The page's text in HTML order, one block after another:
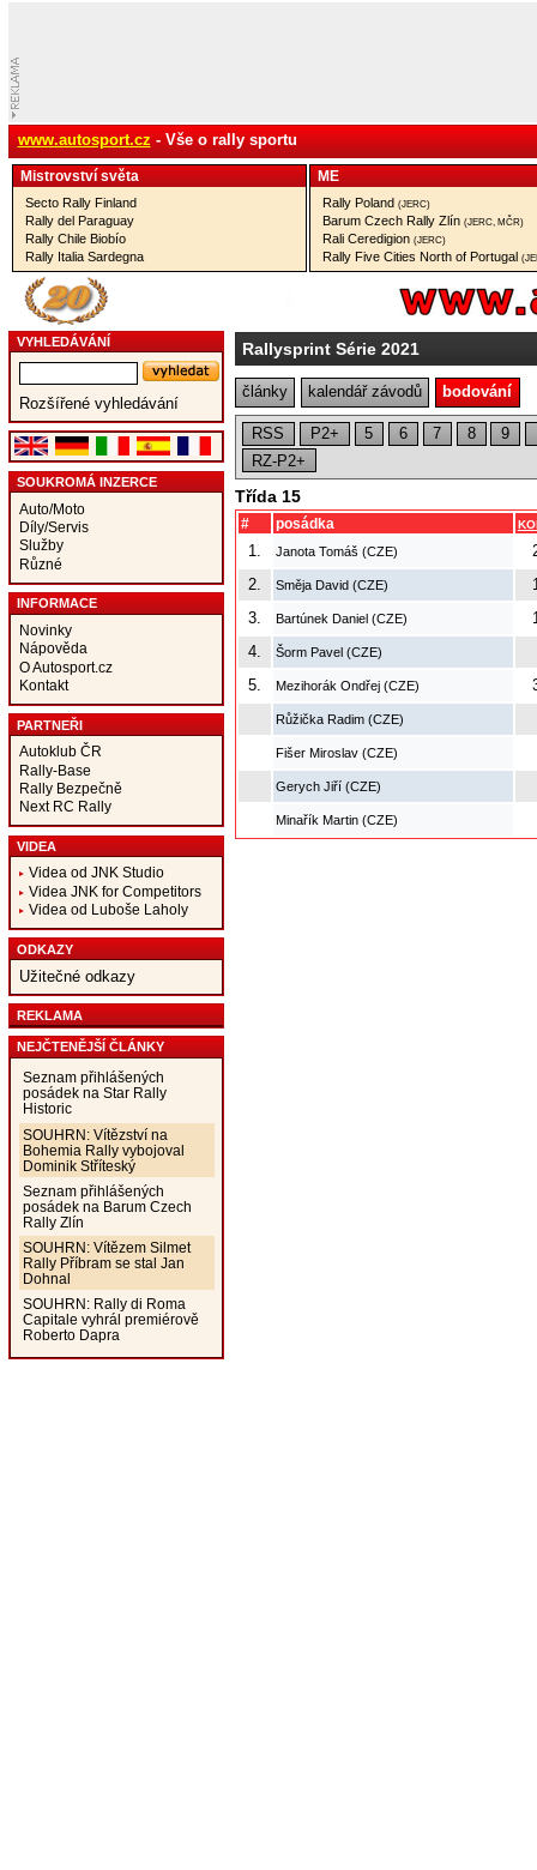
www.autosport.cz - Vše o rally sportu
Mistrovství­ světa
Secto Rally Finland
Rally del Paraguay
Rally Chile Biobío
Rally Italia Sardegna
ME
Rally Poland (JERC)
Barum Czech Rally Zlín (JERC, MČR)
Rali Ceredigion (JERC)
Rally Five Cities North of Portugal
VYHLEDÁVÁNÍ
Rozšířené vyhledávání
SOUKROMÁ INZERCE
Auto/Moto
Díly/Servis
Služby
Různé
INFORMACE
Novinky
Nápověda
O Autosport.cz
Kontakt
PARTNEŘI
Autoklub ČR
Rally-Base
Rally Bezpečně
Next RC Rally
VIDEA
Videa od JNK Studio
Videa JNK for Competitors
Videa od Luboše Laholy
ODKAZY
Užitečné odkazy
REKLAMA
NEJČTENĚJŠÍ ČLÁNKY
Seznam přihlášených
posádek na Star Rally
Historic
SOUHRN: Vítězství na
Bohemia Rally vybojoval
Dominik Stříteský
Seznam přihlášených
posádek na Barum Czech
Rally Zlín
SOUHRN: Vítězem Silmet
Rally Příbram se stal Jan
Dohnal
SOUHRN: Rally di Roma
Capitale vyhrál premiérově
Roberto Dapra
Rallysprint Série 2021
články kalendář závodů bodování
RSS P2+ 5 6 7 8 9
RZ-P2+
Třída 15
# posádka
1. Janota Tomáš (CZE)
2.
Směja David (CZE)
3.
Bartúnek Daniel (CZE)
4.
Šorm Pavel (CZE)
5. Mezihorák Ondřej (CZE)
Růžička Radim (CZE)
Fišer Miroslav (CZE)
Gerych Jiří (CZE)
Minařík Martin (CZE)